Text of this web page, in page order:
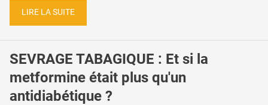
LIRE LA SUITE
SEVRAGE TABAGIQUE : Et si la
metformine était plus qu'un
antidiabétique ?